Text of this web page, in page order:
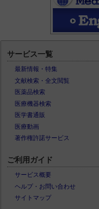
サービス一覧
最新情報・特集
文献検索・全文閲覧
医薬品検索
医療機器検索
医学書通販
医療動画
著作権許諾サービス
ご利用ガイド
サービス概要
ヘルプ・お問い合わせ
サイトマップ